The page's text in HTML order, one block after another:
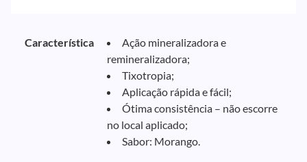
Característica
Ação mineralizadora e
remineralizadora;
Tixotropia;
Aplicação rápida e fácil;
Ótima consistência – não escorre
no local aplicado;
Sabor: Morango.